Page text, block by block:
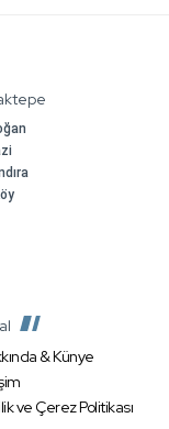
& Künye
ve Çerez Politikası